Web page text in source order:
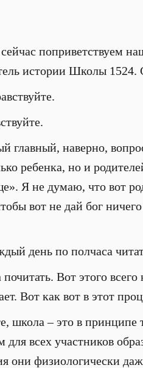
поприветствуем
истории Школы 1524.
главный, наверно,
ребенка, но и
Я не думаю, что вот
вот не дай бог
день по полчаса
Вот этого
Вот как вот в этот
школа – это в принципе
для всех участников
они физиологически